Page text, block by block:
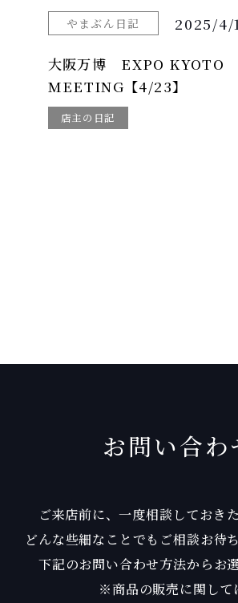
やまぶん日記 2025/4/
大阪万博 EXPO KYOTO
MEETING【4/23】
店主の日記
お問い合わ
ご来店前に、一度相談しておき
どんな些細なことでもご相談お待
下記のお問い合わせ方法からお
※商品の販売に関して